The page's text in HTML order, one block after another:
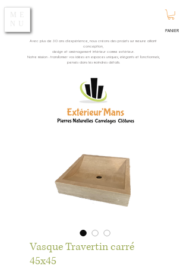
PANIER
Avec plus de 30 ans d’expérience, nous créons des projets sur mesure alliant
conception,
design et aménagement intérieur comme extérieur.
Notre mission : transformer vos idées en espaces uniques, élégants et fonctionnels,
pensés dans les moindres détails.
ME
NU
Vasque Travertin carré
45x45